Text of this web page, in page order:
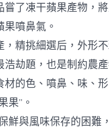
了凍干蘋果產物，
噴鼻氣。
精挑細選后，外形不
劫題，也是制約農
的色、噴鼻、味、
果”。
與風味保存的困難